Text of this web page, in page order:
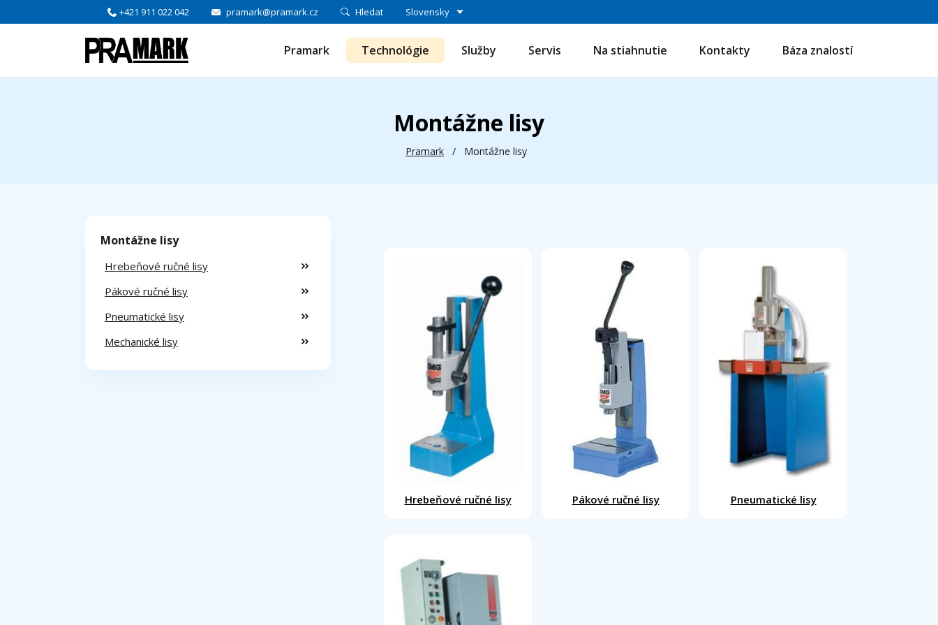
+421 911 022 042 pramark@pramark.cz Hledat Slovensky
Pramark Technológie Služby Servis Na stiahnutie Kontakty Báza znalostí
Montážne lisy
Pramark / Montážne lisy
Montážne lisy
Hrebeňové ručné lisy
Pákové ručné lisy
Pneumatické lisy
Mechanické lisy
Hrebeňové ručné lisy Pákové ručné lisy Pneumatické lisy